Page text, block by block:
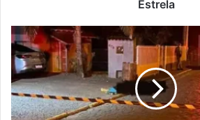
Estrela
Homem
de
29
anos
é
morto